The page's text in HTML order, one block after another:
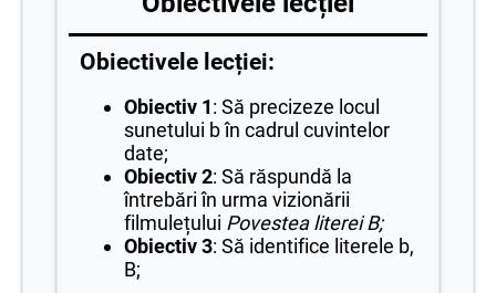
Obiectivele lecției:
Obiectiv 1: Să precizeze locul
sunetului b în cadrul cuvintelor
date;
Obiectiv 2: Să răspundă la
întrebări în urma vizionării
filmulețului Povestea literei B;
Obiectiv 3: Să identifice literele b,
B;